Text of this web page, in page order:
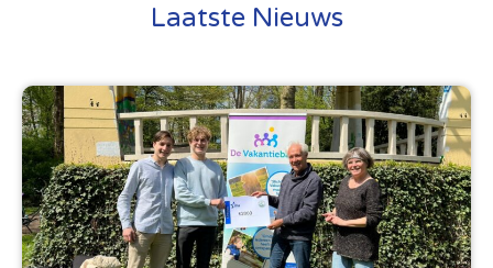
Laatste Nieuws